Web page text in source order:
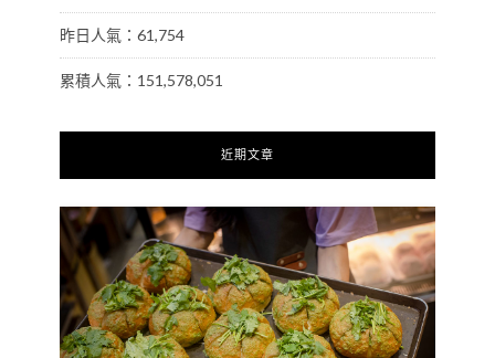
昨日人氣：61,754
累積人氣：151,578,051
近期文章